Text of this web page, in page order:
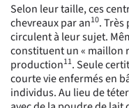
Selon leur taille, ces
chevreaux par an10.
circulent à leur sujet.
constituent un « maillon
production11. Seule
courte vie enfermés en
individus. Au lieu de